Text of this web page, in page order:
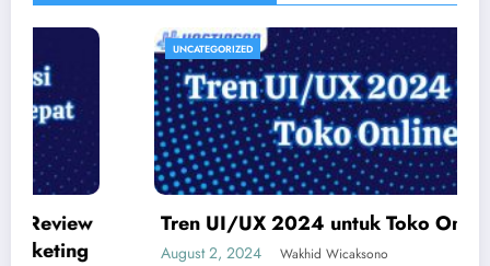
Tren UI/UX 2024 untuk Toko Online
August 2, 2024 Wakhid Wicaksono